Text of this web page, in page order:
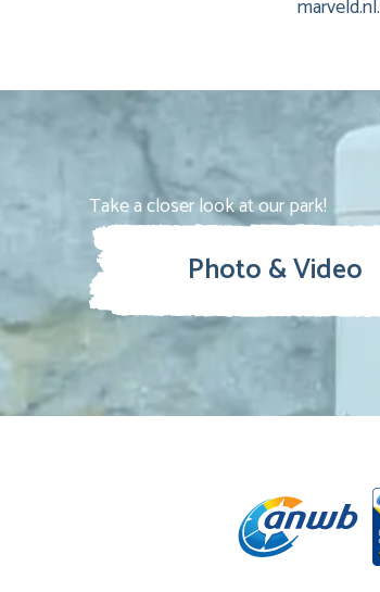
marveld.nl.
Take a closer look at our park!
Photo & Video